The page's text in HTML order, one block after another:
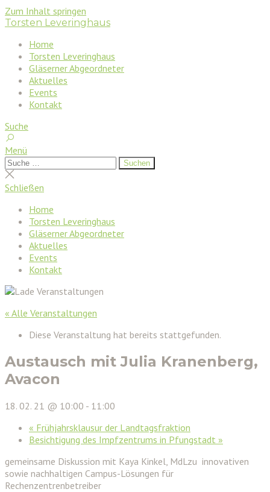
Zum Inhalt springen
Torsten Leveringhaus
Home
Torsten Leveringhaus
Gläserner Abgeordneter
Aktuelles
Events
Kontakt
Suche
Menü
Suchen
nach:
Suchen
Suche
schließen
Schließen
Home
Torsten Leveringhaus
Gläserner Abgeordneter
Aktuelles
Events
Kontakt
« Alle Veranstaltungen
Diese Veranstaltung hat bereits stattgefunden.
Austausch mit Julia Kranenberg,
Avacon
18. 02. 21 @ 10:00 - 11:00
« Frühjahrsklausur der Landtagsfraktion
Besichtigung des Impfzentrums in Pfungstadt »
gemeinsame Diskussion mit Kaya Kinkel, MdLzu innovativen
sowie nachhaltigen Campus-Lösungen für
Rechenzentrenbetreiber